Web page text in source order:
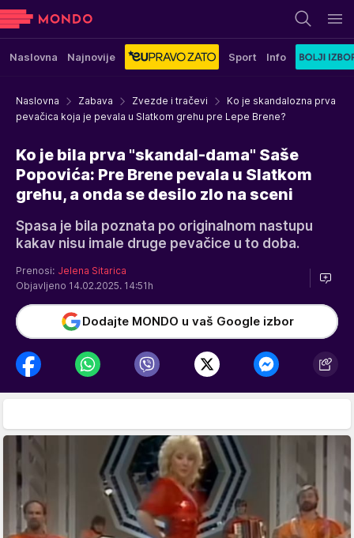
Naslovna Najnovije Sport Info
Naslovna Zabava Zvezde i tračevi
Ko je skandalozna prva
pevačica koja je pevala u Slatkom grehu pre Lepe Brene?
Ko je bila prva "skandal-dama" Saše
Popovića: Pre Brene pevala u Slatkom
grehu, a onda se desilo zlo na sceni
Spasa je bila poznata po originalnom nastupu
kakav nisu imale druge pevačice u to doba.
Prenosi: Jelena Sitarica
Objavljeno 14.02.2025. 14:51h
Dodajte MONDO u vaš Google izbor